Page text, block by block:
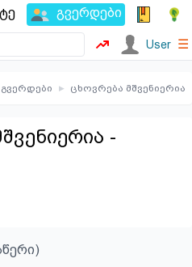
გვერდები
User ☰
გვერდები ▸ ცხოვრება მშვენიერია
-